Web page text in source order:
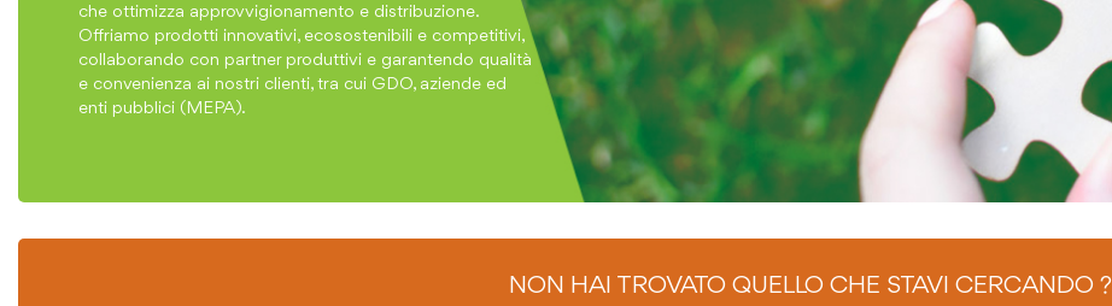
che ottimizza approvvigionamento e distribuzione.
Offriamo prodotti innovativi, ecosostenibili e competitivi,
collaborando con partner produttivi e garantendo qualità
e convenienza ai nostri clienti, tra cui GDO, aziende ed
enti pubblici (MEPA).
NON HAI TROVATO QUELLO CHE STAVI CERCANDO ?